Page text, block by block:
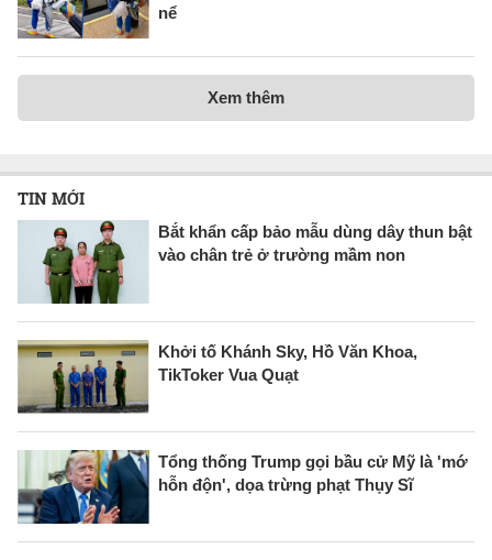
nể
Xem thêm
TIN MỚI
Bắt khẩn cấp bảo mẫu dùng dây thun bật
vào chân trẻ ở trường mầm non
Khởi tố Khánh Sky, Hồ Văn Khoa,
TikToker Vua Quạt
Tổng thống Trump gọi bầu cử Mỹ là 'mớ
hỗn độn', dọa trừng phạt Thụy Sĩ